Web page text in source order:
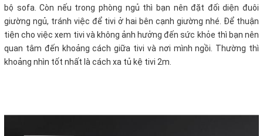
bộ sofa. Còn nếu trong phòng ngủ thì bạn nên đặt đối diện đuôi
giường ngủ, tránh việc để tivi ở hai bên cạnh giường nhé. Để thuận
tiện cho việc xem tivi và không ảnh hưởng đến sức khỏe thì bạn nên
quan tâm đến khoảng cách giữa tivi và nơi mình ngồi. Thường thì
khoảng nhìn tốt nhất là cách xa tủ kệ tivi 2m.